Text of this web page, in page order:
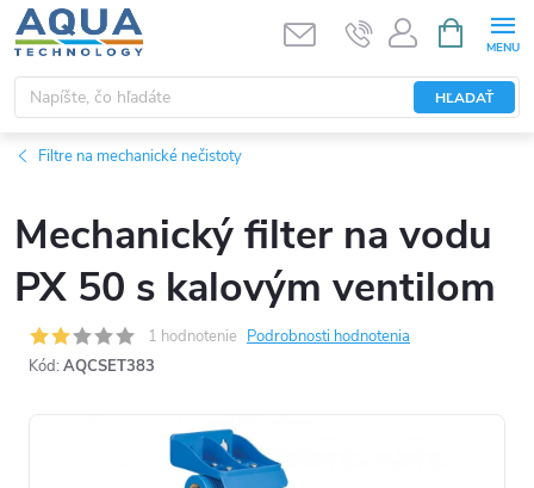
Prejsť
na
obsah
HĽADAŤ
KOŠÍK
Filtre na mechanické nečistoty
Mechanický filter na vodu
PX 50 s kalovým ventilom
1 hodnotenie Podrobnosti hodnotenia
Kód: AQCSET383